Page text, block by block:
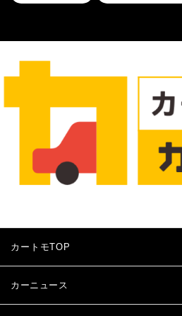
カートモTOP
カーニュース